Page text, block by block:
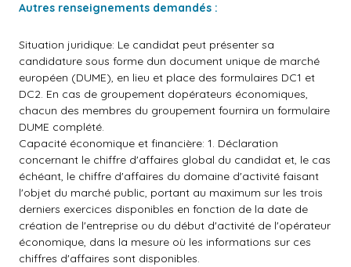
Autres renseignements demandés :
Situation juridique: Le candidat peut présenter sa
candidature sous forme dun document unique de marché
européen (DUME), en lieu et place des formulaires DC1 et
DC2. En cas de groupement dopérateurs économiques,
chacun des membres du groupement fournira un formulaire
DUME complété.
Capacité économique et financière: 1. Déclaration
concernant le chiffre d'affaires global du candidat et, le cas
échéant, le chiffre d'affaires du domaine d'activité faisant
l'objet du marché public, portant au maximum sur les trois
derniers exercices disponibles en fonction de la date de
création de l'entreprise ou du début d'activité de l'opérateur
économique, dans la mesure où les informations sur ces
chiffres d'affaires sont disponibles.